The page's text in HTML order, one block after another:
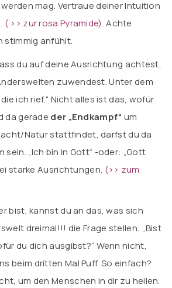
mag. Vertraue deiner Intuition
( >> zur rosa Pyramide).Achte
stimmig anfühlt.
du auf deine Ausrichtung achtest,
zuwendest. Unter dem
ich rief.“ Nicht alles ist das, wofür
da gerade der „Endkampf“ um
Natur stattfindet, darfst du da
„Ich bin in Gott“ -oder: „Gott
starke Ausrichtungen. (>> zum
bist, kannst du an das, was sich
dreimal!!! die Frage stellen: „Bist
du dich ausgibst?“ Wenn nicht,
beim dritten Mal Puff. So einfach?
um den Menschen in dir zu heilen.